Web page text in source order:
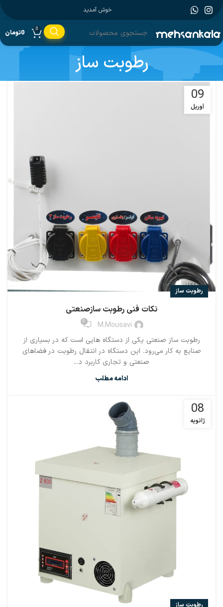
خوش آمدید
0
0تومان
رطوبت ساز
09
آوریل
رطوبت ساز
نکات فنی رطوبت سازصنعتی
M.mousavi
0
رطوبت ساز صنعتی یکی از دستگاه هایی است که در بسیاری از
صنایع به کار می‌رود. این دستگاه در انتقال رطوبت در فضاهای
صنعتی و تجاری کاربرد د...
ادامه مطلب
08
ژانویه
رطوبت ساز